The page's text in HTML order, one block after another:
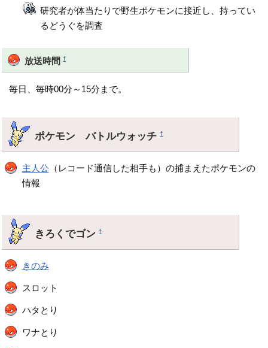
研究者が体当たりで野生ポケモンに接近し、持ってい
るどうぐを調査
放送時間 †
毎日、毎時00分～15分まで。
ポケモン バトルウォッチ†
主人公 （レコード通信した相手も）の捕まえたポケモンの
情報
きろくでゴン†
きのみ
スロット
ハタとり
ワナとり